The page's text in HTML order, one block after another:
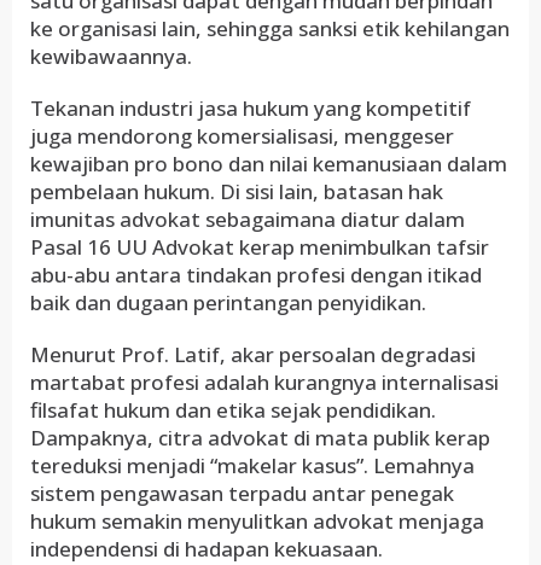
ke organisasi lain, sehingga sanksi etik kehilangan
kewibawaannya.
Tekanan industri jasa hukum yang kompetitif
juga mendorong komersialisasi, menggeser
kewajiban pro bono dan nilai kemanusiaan dalam
pembelaan hukum. Di sisi lain, batasan hak
imunitas advokat sebagaimana diatur dalam
Pasal 16 UU Advokat kerap menimbulkan tafsir
abu-abu antara tindakan profesi dengan itikad
baik dan dugaan perintangan penyidikan.
Menurut Prof. Latif, akar persoalan degradasi
martabat profesi adalah kurangnya internalisasi
filsafat hukum dan etika sejak pendidikan.
Dampaknya, citra advokat di mata publik kerap
tereduksi menjadi “makelar kasus”. Lemahnya
sistem pengawasan terpadu antar penegak
hukum semakin menyulitkan advokat menjaga
independensi di hadapan kekuasaan.